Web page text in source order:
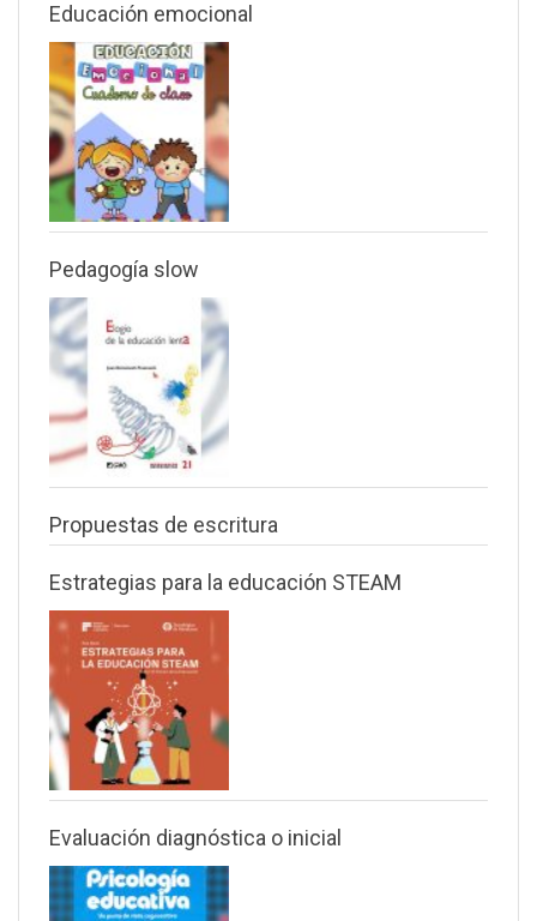
Educación emocional
Pedagogía slow
Propuestas de escritura
Estrategias para la educación STEAM
Evaluación diagnóstica o inicial